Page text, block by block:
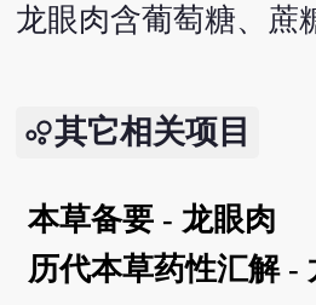
龙眼肉含葡萄糖、蔗
其它相关项目
本草备要 - 龙眼肉
历代本草药性汇解 -